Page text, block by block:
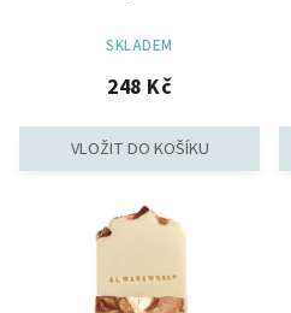
SKLADEM
248 Kč